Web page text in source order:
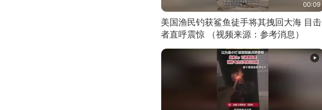
00:09
美国渔民钓获鲨鱼徒手将其拽回大海 目击
者直呼震惊 （视频来源：参考消息）